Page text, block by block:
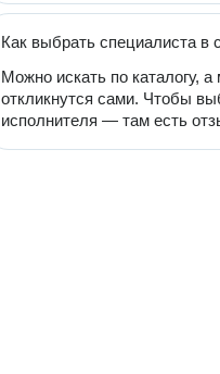
Как выбрать специалиста в
Можно искать по каталогу,
откликнутся сами. Чтобы
исполнителя — там есть